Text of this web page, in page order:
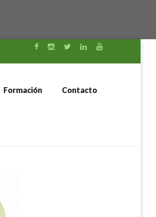
Formación Contacto